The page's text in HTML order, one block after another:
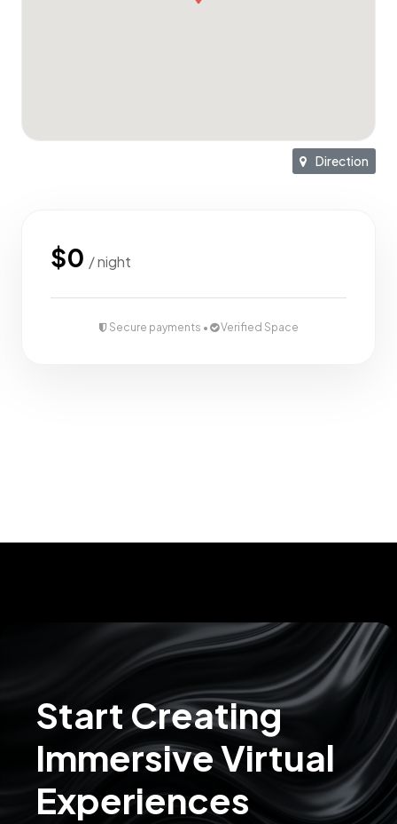
Direction
$0 / night
Secure payments • Verified Space
Start Creating
Immersive Virtual
Experiences